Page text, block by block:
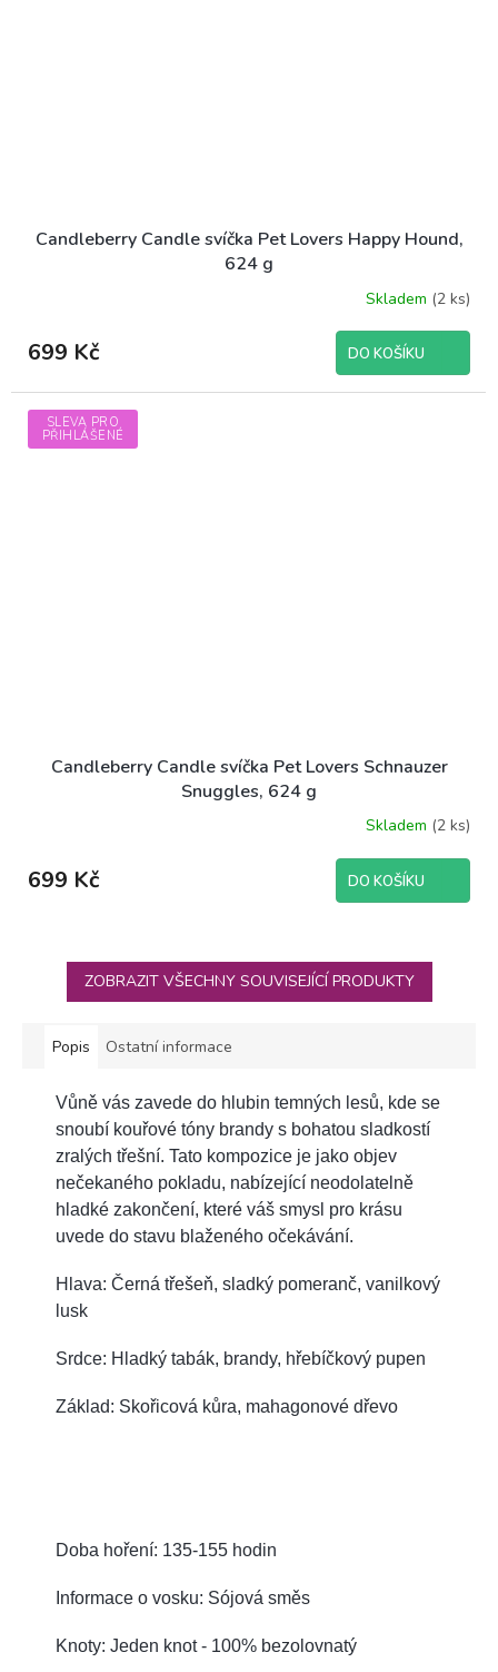
Candleberry Candle svíčka Pet Lovers Happy Hound,
624 g
Skladem (2 ks)
699 Kč DO KOŠÍKU
SLEVA PRO
PŘIHLÁŠENÉ
Candleberry Candle svíčka Pet Lovers Schnauzer
Snuggles, 624 g
Skladem (2 ks)
699 Kč DO KOŠÍKU
ZOBRAZIT VŠECHNY SOUVISEJÍCÍ PRODUKTY
Popis Ostatní informace
Vůně vás zavede do hlubin temných lesů, kde se
snoubí kouřové tóny brandy s bohatou sladkostí
zralých třešní. Tato kompozice je jako objev
nečekaného pokladu, nabízející neodolatelně
hladké zakončení, které váš smysl pro krásu
uvede do stavu blaženého očekávání.
Hlava: Černá třešeň, sladký pomeranč, vanilkový
lusk
Srdce: Hladký tabák, brandy, hřebíčkový pupen
Základ: Skořicová kůra, mahagonové dřevo
Doba hoření: 135-155 hodin
Informace o vosku: Sójová směs
Knoty: Jeden knot - 100% bezolovnatý